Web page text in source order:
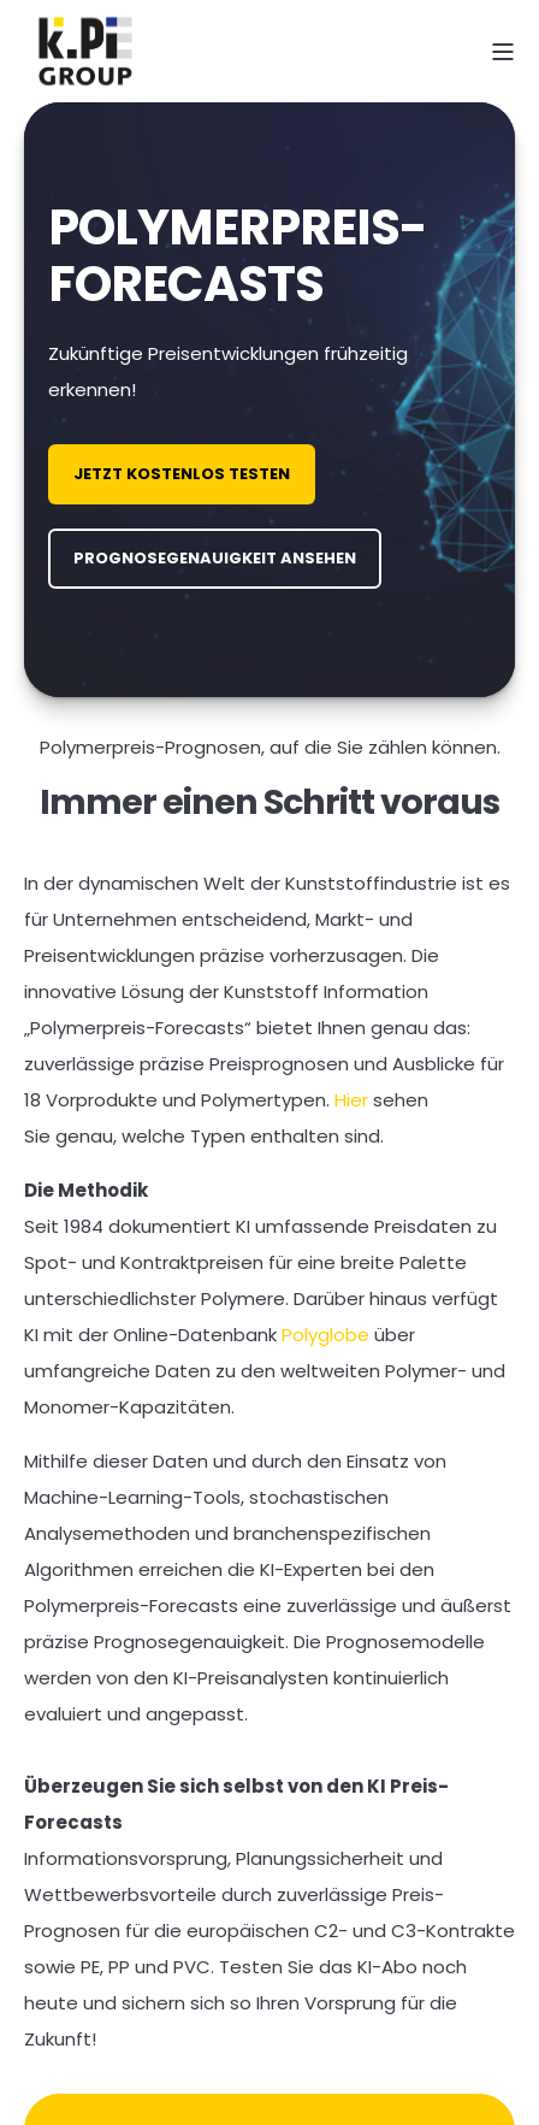
POLYMERPREIS-
FORECASTS
Zukünftige Preisentwicklungen frühzeitig
erkennen!
JETZT KOSTENLOS TESTEN
PROGNOSEGENAUIGKEIT ANSEHEN
Polymerpreis-Prognosen, auf die Sie zählen können.
Immer einen Schritt voraus
In der dynamischen Welt der Kunststoffindustrie ist es
für Unternehmen entscheidend, Markt- und
Preisentwicklungen präzise vorherzusagen. Die
innovative Lösung der Kunststoff Information
„Polymerpreis-Forecasts“ bietet Ihnen genau das:
zuverlässige präzise Preisprognosen und Ausblicke für
18 Vorprodukte und Polymertypen. Hiersehen
Sie genau, welche Typen enthalten sind.
Die Methodik
Seit 1984 dokumentiert KI umfassende Preisdaten zu
Spot- und Kontraktpreisen für eine breite Palette
unterschiedlichster Polymere. Darüber hinaus verfügt
KI mit der Online-DatenbankPolyglobe über
umfangreiche Daten zu den weltweiten Polymer- und
Monomer-Kapazitäten.
Mithilfe dieser Daten und durch den Einsatz von
Machine-Learning-Tools, stochastischen
Analysemethoden und branchenspezifischen
Algorithmen erreichen die KI-Experten bei den
Polymerpreis-Forecasts eine zuverlässige und äußerst
präzise Prognosegenauigkeit. Die Prognosemodelle
werden von den KI-Preisanalysten kontinuierlich
evaluiert und angepasst.
Überzeugen Sie sich selbst von den KI Preis-
Forecasts
Informationsvorsprung, Planungssicherheit und
Wettbewerbsvorteile durch zuverlässige Preis-
Prognosen für die europäischen C2- und C3-Kontrakte
sowie PE, PP und PVC. Testen Sie das KI-Abo noch
heute und sichern sich so Ihren Vorsprung für die
Zukunft!